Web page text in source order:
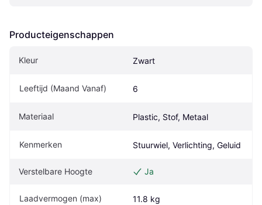
Producteigenschappen
Kleur Zwart
Leeftijd (Maand Vanaf) 6
Materiaal Plastic, Stof, Metaal
Kenmerken Stuurwiel, Verlichting, Geluid
Verstelbare Hoogte Ja
Laadvermogen (max) 11.8 kg